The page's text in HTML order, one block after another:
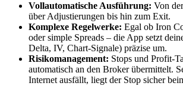
Vollautomatische Ausführung: Von
über Adjustierungen bis hin zum Exit.
Komplexe Regelwerke: Egal ob Iron
oder simple Spreads – die App setzt
Delta, IV, Chart-Signale) präzise um.
Risikomanagement: Stops und Profit-
automatisch an den Broker übermittelt.
Internet ausfällt, liegt der Stop sicher